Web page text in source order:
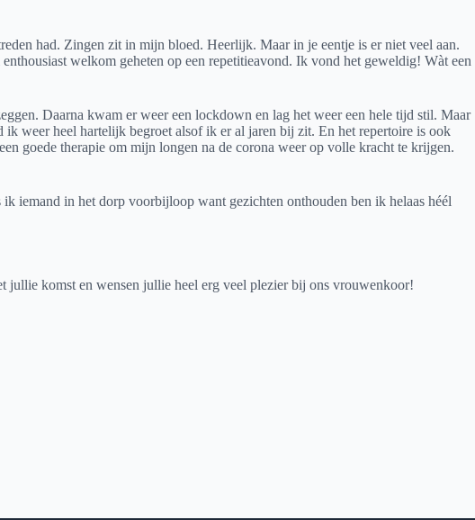
had. Zingen zit in mijn bloed. Heerlijk. Maar in je eentje is er niet veel aan.
welkom geheten op een repetitieavond. Ik vond het geweldig! Wàt een
Daarna kwam er weer een lockdown en lag het weer een hele tijd stil. Maar
weer heel hartelijk begroet alsof ik er al jaren bij zit. En het repertoire is ook
goede therapie om mijn longen na de corona weer op volle kracht te krijgen.
iemand in het dorp voorbijloop want gezichten onthouden ben ik helaas héél
komst en wensen jullie heel erg veel plezier bij ons vrouwenkoor!